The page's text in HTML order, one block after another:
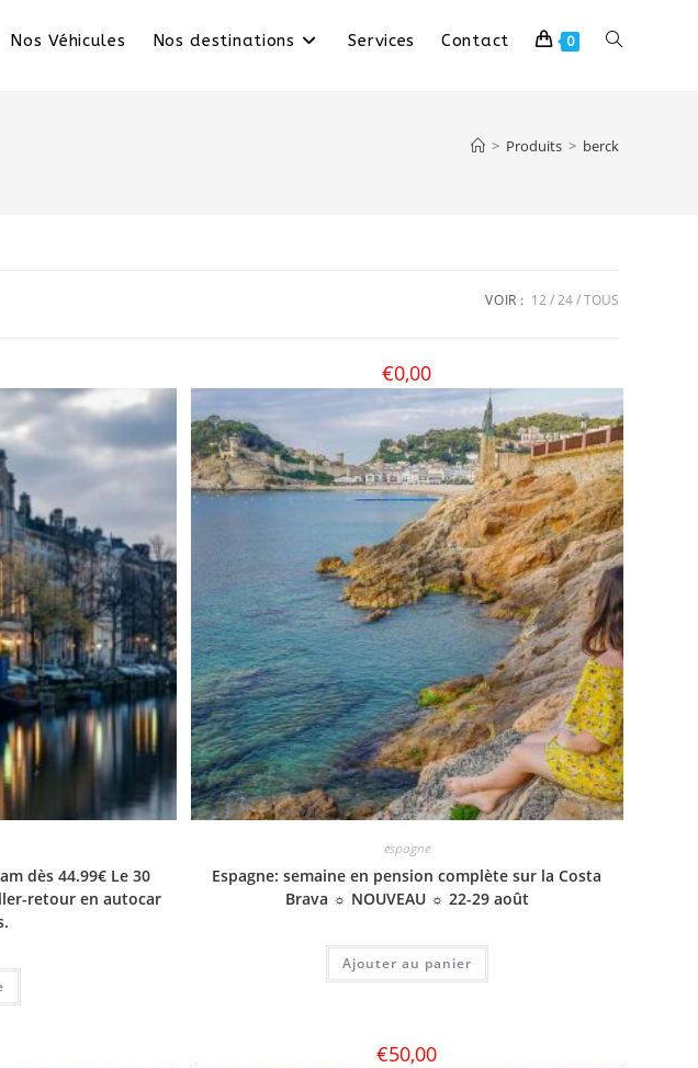
Nos Véhicules Nos destinations Services Contact 0
> Produits > berck
VOIR : 12 24 TOUS
dès 44.99€ Le 30
retour en autocar
€0,00
espagne
Espagne: semaine en pension complète sur la Costa
Brava ☼ NOUVEAU ☼ 22-29 août
Ajouter au panier
€50,00